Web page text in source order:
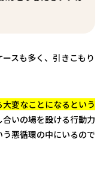
スも多く、引きこもり
変なことになるという
いの場を設ける行動力
悪循環の中にいるので